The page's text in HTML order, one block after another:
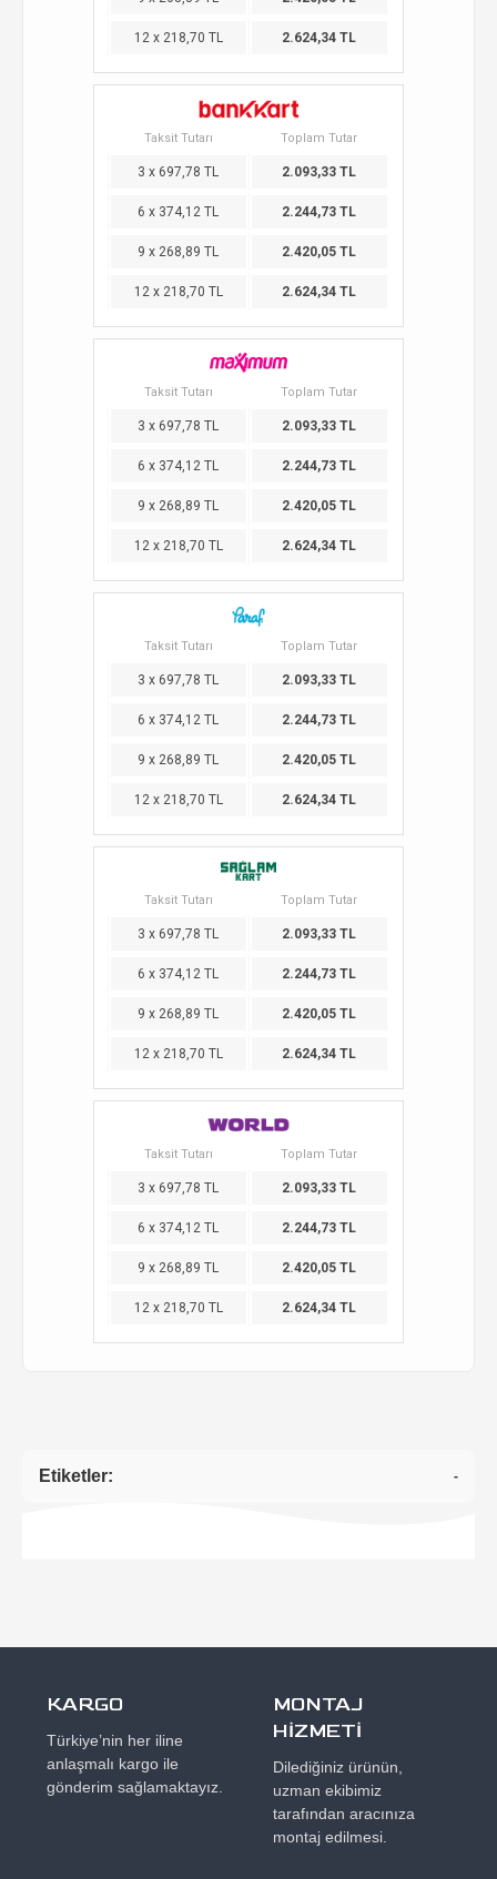
12 x 218,70 TL 2.624,34 TL
Taksit Tutarı Toplam Tutar
3 x 697,78 TL 2.093,33 TL
6 x 374,12 TL 2.244,73 TL
9 x 268,89 TL 2.420,05 TL
12 x 218,70 TL 2.624,34 TL
Taksit Tutarı Toplam Tutar
3 x 697,78 TL 2.093,33 TL
6 x 374,12 TL 2.244,73 TL
9 x 268,89 TL 2.420,05 TL
12 x 218,70 TL 2.624,34 TL
Taksit Tutarı Toplam Tutar
3 x 697,78 TL 2.093,33 TL
6 x 374,12 TL 2.244,73 TL
9 x 268,89 TL 2.420,05 TL
12 x 218,70 TL 2.624,34 TL
Taksit Tutarı Toplam Tutar
3 x 697,78 TL 2.093,33 TL
6 x 374,12 TL 2.244,73 TL
9 x 268,89 TL 2.420,05 TL
12 x 218,70 TL 2.624,34 TL
Taksit Tutarı Toplam Tutar
3 x 697,78 TL 2.093,33 TL
6 x 374,12 TL 2.244,73 TL
9 x 268,89 TL 2.420,05 TL
12 x 218,70 TL 2.624,34 TL
Etiketler: -
KARGO
Türkiye’nin her iline
anlaşmalı kargo ile
gönderim sağlamaktayız.
MONTAJ
HİZMETİ
Dilediğiniz ürünün,
uzman ekibimiz
tarafından aracınıza
montaj edilmesi.